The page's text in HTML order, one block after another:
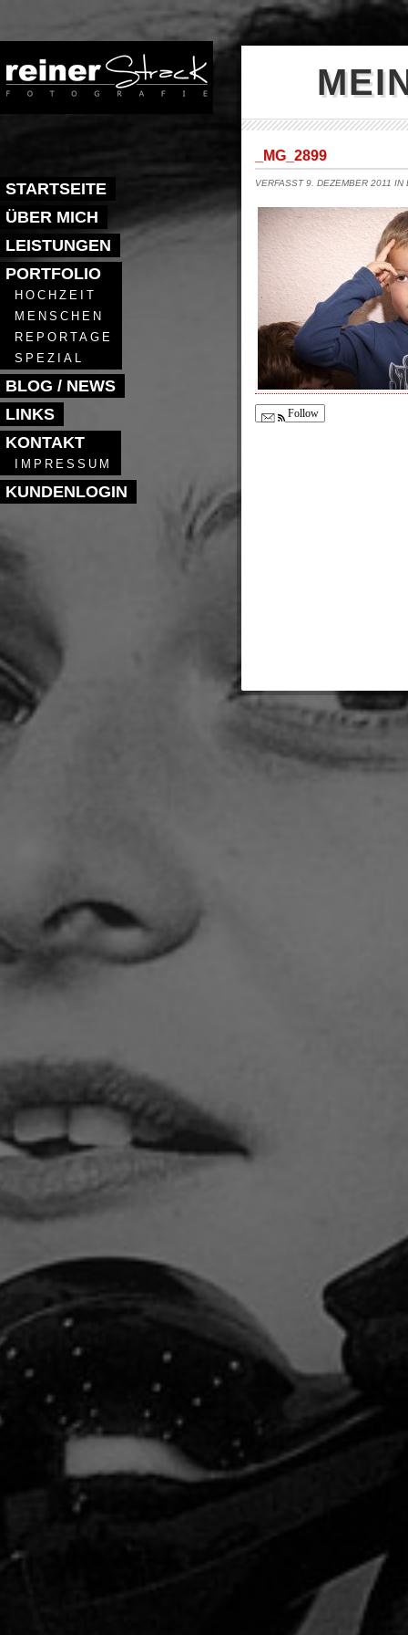
STARTSEITE
ÜBER MICH
LEISTUNGEN
PORTFOLIO
HOCHZEIT
MENSCHEN
REPORTAGE
SPEZIAL
BLOG / NEWS
LINKS
KONTAKT
IMPRESSUM
KUNDENLOGIN
_MG_2899
VERFASST 9. DEZEMBER 2011
Follow